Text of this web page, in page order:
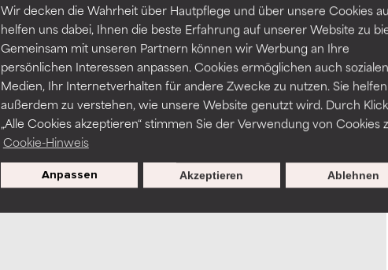
Wir decken die Wahrheit über Hautpflege und über unsere Cookies
helfen uns dabei, Ihnen die beste Erfahrung auf unserer Website zu
Gemeinsam mit unseren Partnern können wir Werbung an Ihre
persönlichen Interessen anpassen. Cookies ermöglichen auch sozialen
Medien, Ihr Internetverhalten für andere Zwecke zu nutzen. Sie
außerdem zu verstehen, wie unsere Website genutzt wird. Durch
„Alle Cookies akzeptieren“ stimmen Sie der Verwendung von Cookies
Cookie-Hinweis
Anpassen Ablehnen
Akzeptieren